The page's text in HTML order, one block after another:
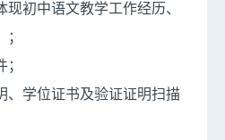
初中语文教学工作经历、
学位证书及验证证明扫描